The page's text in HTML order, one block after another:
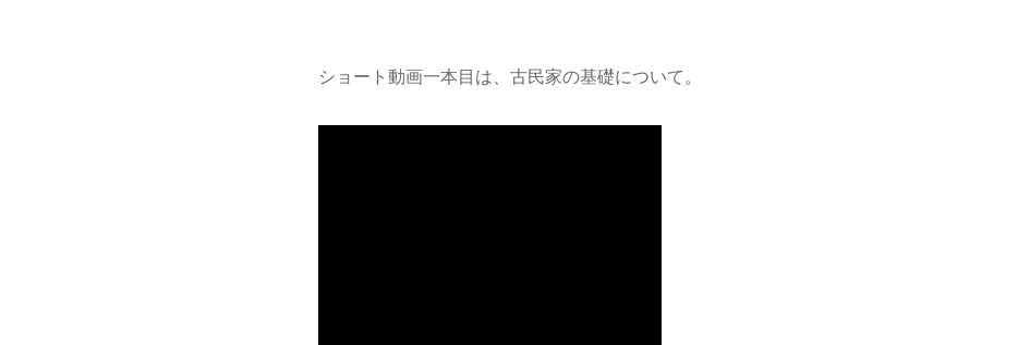
ショート動画一本目は、古民家の基礎について。